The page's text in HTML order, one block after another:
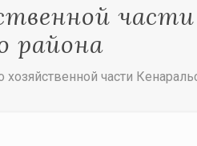
района
части